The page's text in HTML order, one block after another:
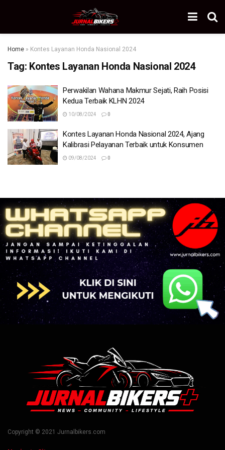
Home » Kontes Layanan Honda Nasional 2024
Tag: Kontes Layanan Honda Nasional 2024
Perwakilan Wahana Makmur Sejati, Raih Posisi
Kedua Terbaik KLHN 2024
10/08/2024 0
Kontes Layanan Honda Nasional 2024, Ajang
Kalibrasi Pelayanan Terbaik untuk Konsumen
09/08/2024 0
Copyright © 2021 Jurnalbikers.com